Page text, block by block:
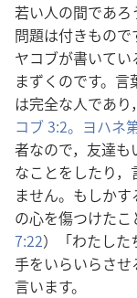
若い人の間であ
問題は付きもの
ヤコブが書いて
まずくのです。
は完全な人であ
コブ 3:2。 ヨハネ
者なので，友達も
なことをしたり
ません。もしか
の心を傷つけた
7:22）「わたした
手をいらいらさ
言います。